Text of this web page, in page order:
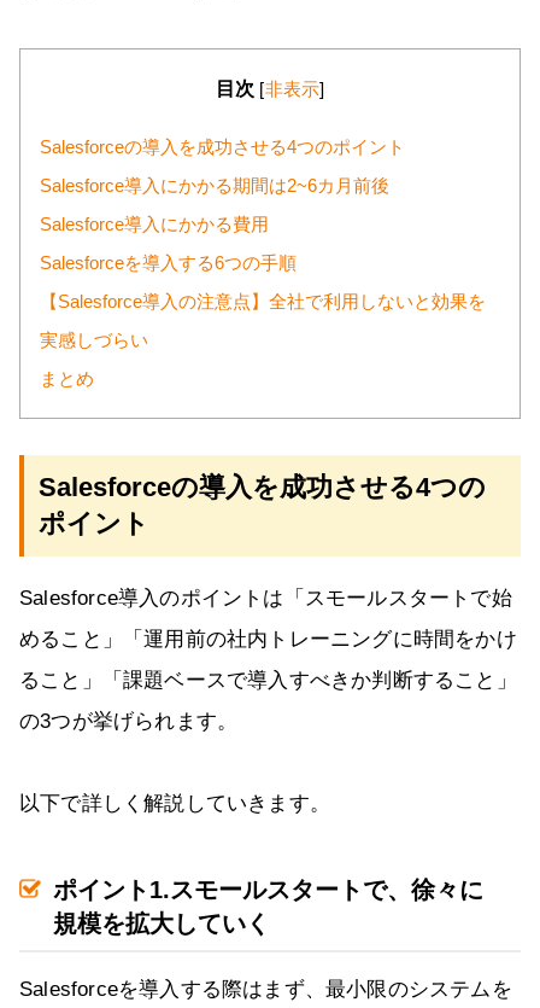
目次 [非表示]
Salesforceの導入を成功させる4つのポイント
Salesforce導入にかかる期間は2~6カ月前後
Salesforce導入にかかる費用
Salesforceを導入する6つの手順
【Salesforce導入の注意点】全社で利用しないと効果を
実感しづらい
まとめ
Salesforceの導入を成功させる4つの
ポイント
Salesforce導入のポイントは「スモールスタートで始
めること」「運用前の社内トレーニングに時間をかけ
ること」「課題ベースで導入すべきか判断すること」
の3つが挙げられます。
以下で詳しく解説していきます。
ポイント1.スモールスタートで、徐々に
規模を拡大していく
Salesforceを導入する際はまず、最小限のシステムを